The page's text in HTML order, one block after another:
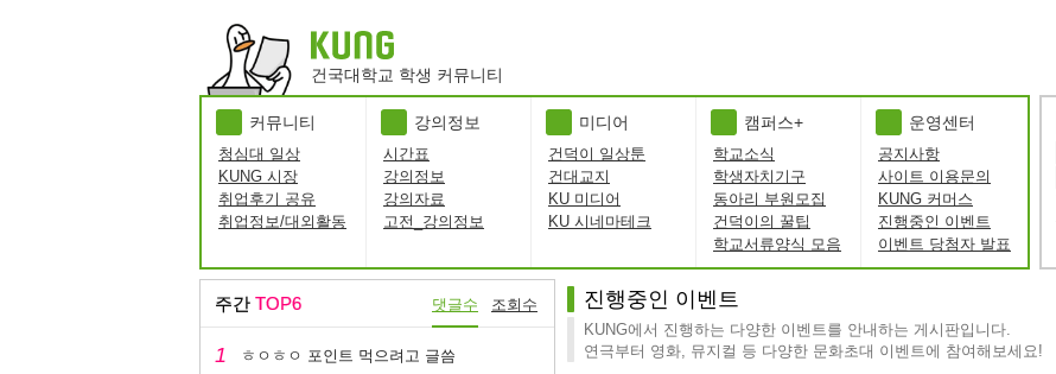
건국대학교 학생 커뮤니티
커뮤니티
청심대 일상
KUNG 시장
취업후기 공유
취업정보/대외활동
강의정보
시간표
강의정보
강의자료
고전_강의정보
미디어
건덕이 일상툰
건대교지
KU 미디어
KU 시네마테크
캠퍼스+
학교소식
학생자치기구
동아리 부원모집
건덕이의 꿀팁
학교서류양식 모음
운영센터
공지사항
사이트 이용문의
KUNG 커머스
진행중인 이벤트
이벤트 당첨자 발표
주간 TOP6 댓글수 조회수
ㅎㅇㅎㅇ 포인트 먹으려고 글씀
진행중인 이벤트
KUNG에서 진행하는 다양한 이벤트를 안내하는 게시판입니다.
연극부터 영화, 뮤지컬 등 다양한 문화초대 이벤트에 참여해보세요!